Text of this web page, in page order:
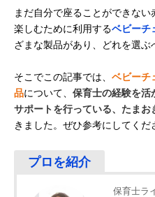
まだ自分で座ることができな
楽しむために利用するベビーチ
ざまな製品があり、どれを選ぶ
そこでこの記事では、 ベビーチ
品について、 保育士の経験を活
サポートを行っている、たまお
きました。ぜひ参考にしてくだ
保育士ラ